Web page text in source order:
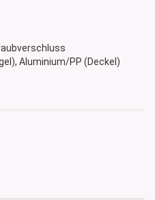
Aluminium/PP (Deckel)